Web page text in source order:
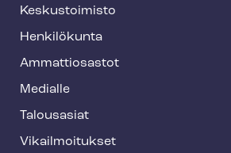
Keskustoimisto
Henkilökunta
Ammattiosastot
Medialle
Talousasiat
Vi­kail­moi­tuk­set